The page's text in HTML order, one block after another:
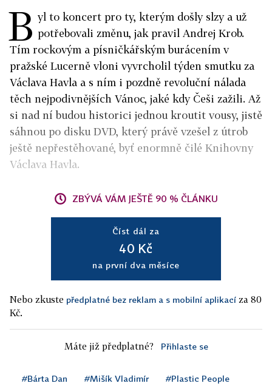
B yl to koncert pro ty, kterým došly slzy a už
potřebovali změnu, jak pravil Andrej Krob.
Tím rockovým a písničkářským burácením v
pražské Lucerně vloni vyvrcholil týden smutku za
Václava Havla a s ním i pozdně revoluční nálada
těch nejpodivnějších Vánoc, jaké kdy Češi zažili. Až
si nad ní budou historici jednou kroutit vousy, jistě
sáhnou po disku DVD, který právě vzešel z útrob
ještě nepřestěhované, byť enormně čilé Knihovny
Václava Havla.
ZBÝVÁ VÁM JEŠTĚ 90 % ČLÁNKU
Číst dál za
40 Kč
na první dva měsíce
Nebo zkuste předplatné bez reklam a s mobilní aplikací za 80
Kč.
Máte již předplatné? Přihlaste se
#Bárta Dan #Mišík Vladimír #Plastic People